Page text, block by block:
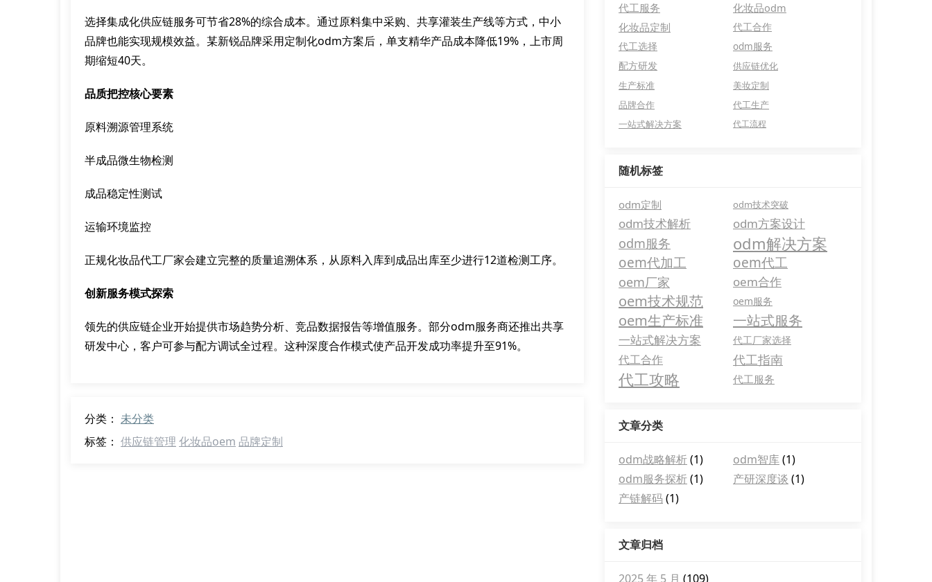
选择集成化供应链服务可节省28%的综合成本。通过原料集中采购、共享灌装生产线等方式，中小
品牌也能实现规模效益。某新锐品牌采用定制化odm方案后，单支精华产品成本降低19%，上市周
期缩短40天。
品质把控核心要素
原料溯源管理系统
半成品微生物检测
成品稳定性测试
运输环境监控
正规化妆品代工厂家会建立完整的质量追溯体系，从原料入库到成品出库至少进行12道检测工序。
创新服务模式探索
领先的供应链企业开始提供市场趋势分析、竞品数据报告等增值服务。部分odm服务商还推出共享
研发中心，客户可参与配方调试全过程。这种深度合作模式使产品开发成功率提升至91%。
分类： 未分类
标签： 供应链管理 化妆品oem 品牌定制
代工服务
化妆品odm
化妆品定制
代工合作
代工选择
odm服务
配方研发
供应链优化
生产标准
美妆定制
品牌合作
代工生产
一站式解决方案
代工流程
随机标签
odm定制 odm技术突破
odm技术解析 odm方案设计
odm服务 odm解决方案
oem代加工 oem代工
oem厂家 oem合作
oem技术规范 oem服务
oem生产标准 一站式服务
一站式解决方案 代工厂家选择
代工合作 代工指南
代工攻略 代工服务
文章分类
odm战略解析(1) odm智库 (1)
odm服务探析(1) 产研深度谈 (1)
产链解码 (1)
文章归档
2025 年 5 月 (109)